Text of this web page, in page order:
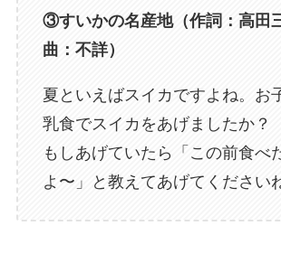
③すいかの名産地（作詞：高田
曲：不詳）
夏といえばスイカですよね。お
乳食でスイカをあげましたか？
もしあげていたら「この前食べ
よ〜」と教えてあげてください